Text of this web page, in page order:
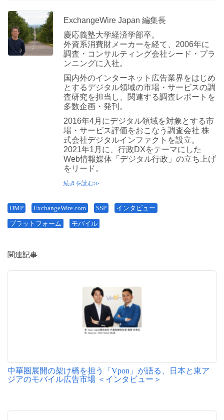
ExchangeWire Japan 編集長
慶応義塾大学経済学部卒。
外資系消費財メーカーを経て、2006年に
調査・コンサルティング会社シード・プラ
ンニングに入社。
国内外のインターネット広告業界をはじめ
とするデジタル領域の市場・サービスの調
査研究を担当し、関連する調査レポートを
多数企画・発刊。
2016年4月にデジタル領域を対象とする市
場・サービス評価をおこなう調査会社 株
式会社デジタルインファクトを設立。
2021年1月に、行政DXをテーマにした
Web情報媒体「デジタル行政」の立ち上げ
をリード。
続きを読む
DMP ExchangeWire.com SSP インタビュー
プラットフォーム モバイル
関連記事
中華圏展開の架け橋を担う「Vpon」が語る、日本と東ア
ジアのモバイル広告市場 ＜インタビュー＞